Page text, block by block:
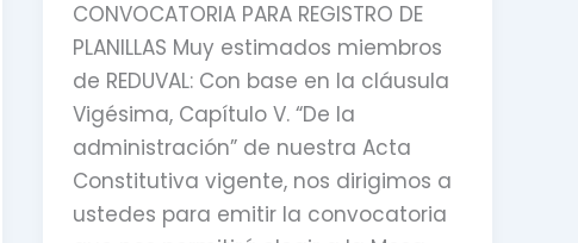
CONVOCATORIA PARA REGISTRO DE
PLANILLAS Muy estimados miembros
de REDUVAL: Con base en la cláusula
Vigésima, Capítulo V. “De la
administración” de nuestra Acta
Constitutiva vigente, nos dirigimos a
ustedes para emitir la convocatoria